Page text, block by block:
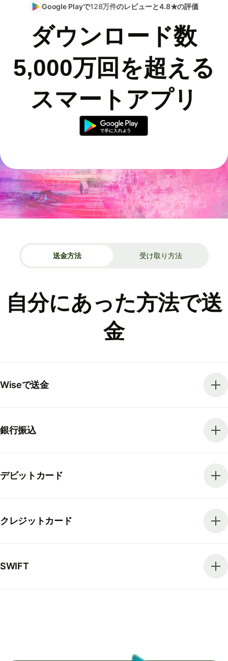
Google Playで128万件のレビューと4.8★の評価
ダウンロード数
5,000万回を超える
スマートアプリ
送金方法 受け取り方法
自分にあった方法で送
金
Wiseで送金
銀行振込
デビットカード
クレジットカード
SWIFT